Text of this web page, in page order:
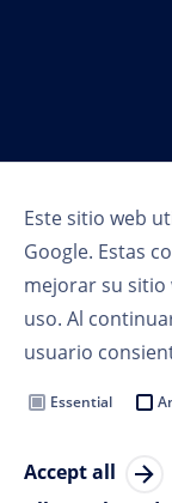
Este sitio web
Google. Estas
mejorar su sitio
uso. Al
usuario
Essential
Accept all ©